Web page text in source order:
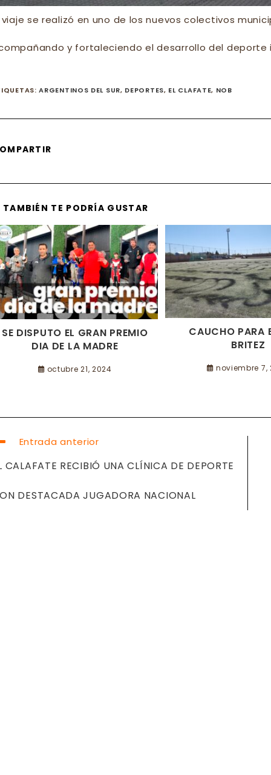
viaje se realizó en uno de los nuevos colectivos
y fortaleciendo el desarrollo del deporte
:ARGENTINOS DEL SUR, DEPORTES, EL CLAFATE, NOB
TAMBIÉN TE PODRÍA GUSTAR
SE DISPUTO EL GRAN PREMIO
DIA DE LA MADRE
octubre 21, 2024
CAUCHO PARA
BRITEZ
noviembre 7,
Entrada anterior
CALAFATE RECIBIÓ UNA CLÍNICA DE DEPORTE
DESTACADA JUGADORA NACIONAL